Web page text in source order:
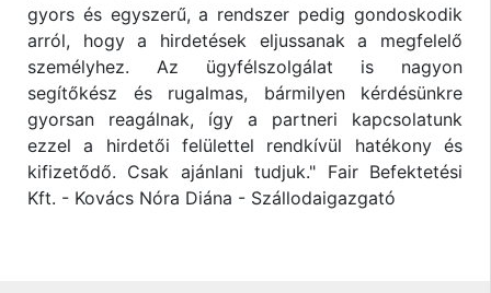
gyors és egyszerű, a rendszer pedig gondoskodik
arról, hogy a hirdetések eljussanak a megfelelő
személyhez. Az ügyfélszolgálat is nagyon
segítőkész és rugalmas, bármilyen kérdésünkre
gyorsan reagálnak, így a partneri kapcsolatunk
ezzel a hirdetői felülettel rendkívül hatékony és
kifizetődő. Csak ajánlani tudjuk." Fair Befektetési
Kft. - Kovács Nóra Diána - Szállodaigazgató